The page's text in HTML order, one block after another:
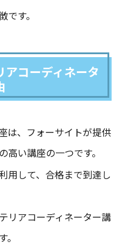
す。
アコーディネータ
は、フォーサイトが提供
い講座の一つです。
用して、合格まで到達し
リアコーディネーター講